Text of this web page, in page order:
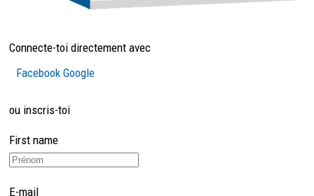
Connecte-toi directement avec
Facebook Google
ou inscris-toi
First name
E-mail